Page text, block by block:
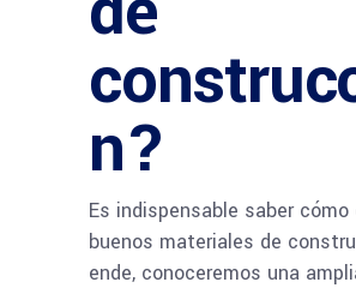
n?
Es indispensable saber cómo
buenos materiales de
ende, conoceremos una